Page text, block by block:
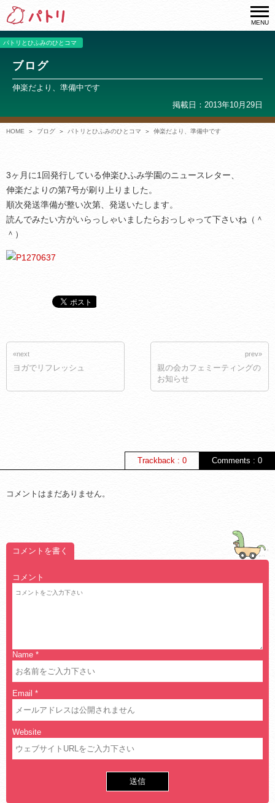
MENU
パトリとひふみのひとコマ
ブログ
伸楽だより、準備中です
掲載日：2013年10月29日
HOME ブログ パトリとひふみのひとコマ 伸楽だより、準備中です
3ヶ月に1回発行している伸楽ひふみ学園のニュースレター、
伸楽だよりの第7号が刷り上りました。
順次発送準備が整い次第、発送いたします。
読んでみたい方がいらっしゃいましたらおっしゃって下さいね（＾
＾）
«next
ヨガでリフレッシュ
prev»
親の会カフェミーティングの
お知らせ
Comments : 0
Trackback : 0
コメントはまだありません。
コメントを書く
コメント
Name *
Email *
Website